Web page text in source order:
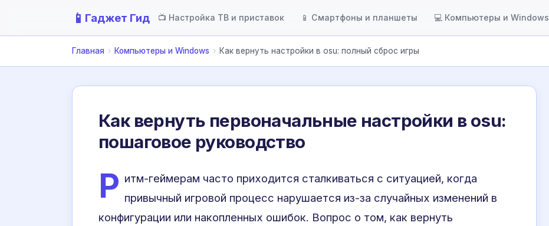
📱 Гаджет Гид 📺 Настройка ТВ и приставок 📱 Смартфоны и планшеты 💻 Компьютеры и Windows
Главная › Компьютеры и Windows › Как вернуть настройки в osu: полный сброс игры
Как вернуть первоначальные настройки в osu:
пошаговое руководство
Р итм-геймерам часто приходится сталкиваться с ситуацией, когда
привычный игровой процесс нарушается из-за случайных изменений в
конфигурации или накопленных ошибок. Вопрос о том, как вернуть